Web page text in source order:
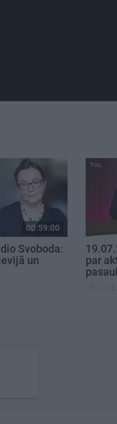
00:59:00
Svoboda:
un
par
19. jūlijs